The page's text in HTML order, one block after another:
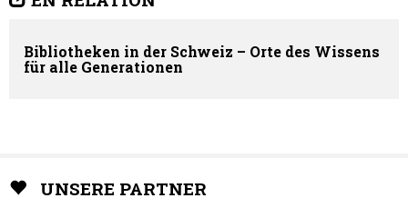
Bibliotheken in der Schweiz – Orte des Wissens
für alle Generationen
UNSERE PARTNER